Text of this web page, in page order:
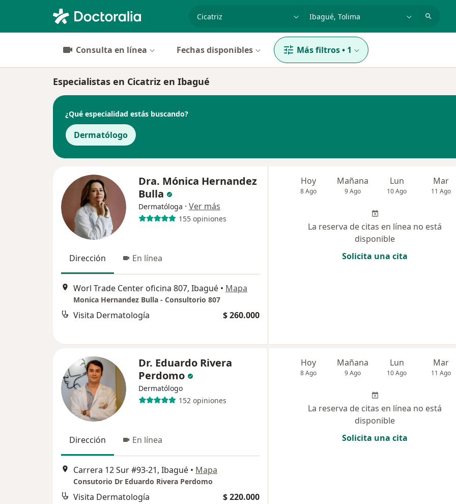
especialidad, enfermedad o nombre
p. ej. Bogotá
Consulta en línea Fechas disponibles Más filtros• 1
Especialistas en Cicatriz en Ibagué
¿Qué especialidad estás buscando?
Dermatólogo
Dra. Mónica Hernandez
Bulla
Dermatóloga · Ver más
155 opiniones
Dirección En línea
Worl Trade Center oficina 807, Ibagué • Mapa
Monica Hernandez Bulla - Consultorio 807
Visita Dermatología $ 260.000
Hoy
8 Ago
Mañana
9 Ago
Lun
10 Ago
Mar
11 Ago
La reserva de citas en línea no está
disponible
Solicita una cita
Dr. Eduardo Rivera
Perdomo
Dermatólogo
152 opiniones
Dirección En línea
Carrera 12 Sur #93-21, Ibagué • Mapa
Consutorio Dr Eduardo Rivera Perdomo
Visita Dermatología $ 220.000
Hoy
8 Ago
Mañana
9 Ago
Lun
10 Ago
Mar
11 Ago
La reserva de citas en línea no está
disponible
Solicita una cita